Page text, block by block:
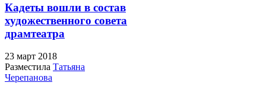
Кадеты вошли в состав
художественного совета
драмтеатра
23 март 2018
Разместила Татьяна
Черепанова